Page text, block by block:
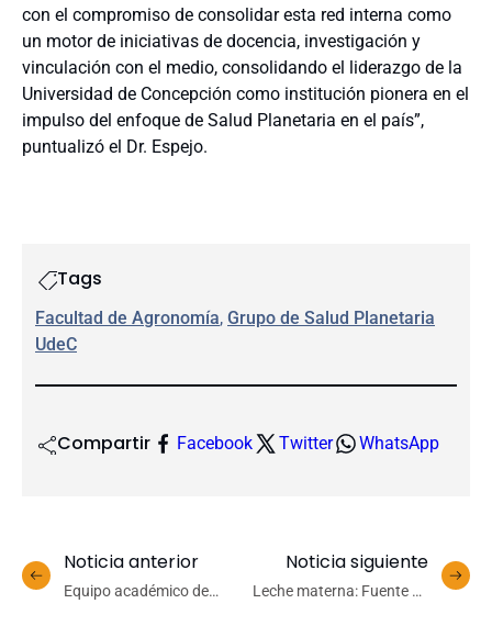
con el compromiso de consolidar esta red interna como
un motor de iniciativas de docencia, investigación y
vinculación con el medio, consolidando el liderazgo de la
Universidad de Concepción como institución pionera en el
impulso del enfoque de Salud Planetaria en el país”,
puntualizó el Dr. Espejo.
Tags
Facultad de Agronomía, Grupo de Salud Planetaria
UdeC
Compartir Facebook Twitter WhatsApp
Noticia anterior
Equipo académico de
Noticia siguiente
Leche materna: Fuente de